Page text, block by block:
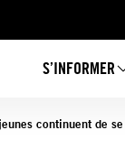
S’INFORMER
continuent de